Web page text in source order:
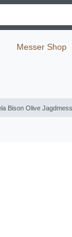
Messer Shop
Bison Olive